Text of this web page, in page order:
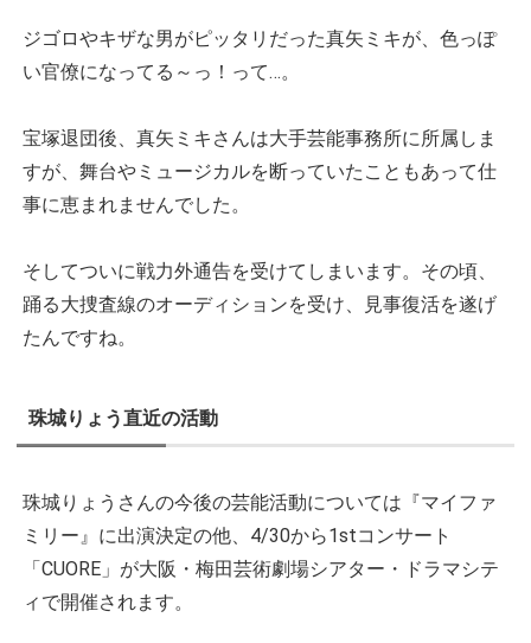
ジゴロやキザな男がピッタリだった真矢ミキが、色っぽ
い官僚になってる～っ！って…。
宝塚退団後、真矢ミキさんは大手芸能事務所に所属しま
すが、舞台やミュージカルを断っていたこともあって仕
事に恵まれませんでした。
そしてついに戦力外通告を受けてしまいます。その頃、
踊る大捜査線のオーディションを受け、見事復活を遂げ
たんですね。
珠城りょう直近の活動
珠城りょうさんの今後の芸能活動については『マイファ
ミリー』に出演決定の他、4/30から1stコンサート
「CUORE」が大阪・梅田芸術劇場シアター・ドラマシテ
ィで開催されます。